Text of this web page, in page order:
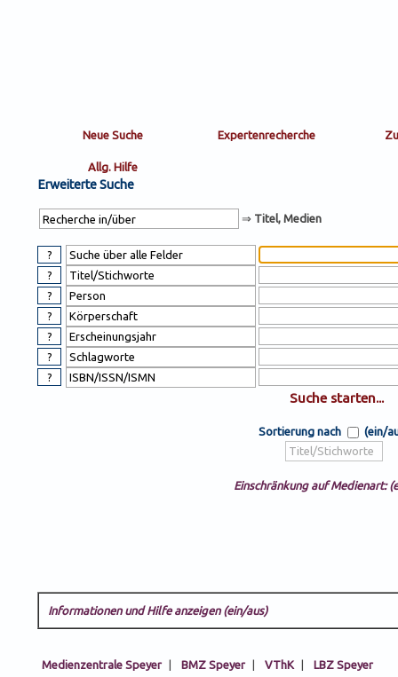
Erweiterte Suche
⇒ Titel, Medien
Sortierung nach (ein/
Einschränkung auf Medienart:
Informationen und Hilfe anzeigen (ein/aus)
Medienzentrale Speyer | BMZ Speyer | VThK | LBZ Speyer